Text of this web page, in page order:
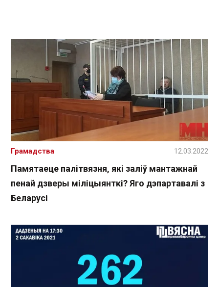
Памятаеце палітвязня, які заліў мантажнай
пенай дзверы міліцыянткі? Яго дэпартавалі з
Беларусі
Грамадства 12.03.2022